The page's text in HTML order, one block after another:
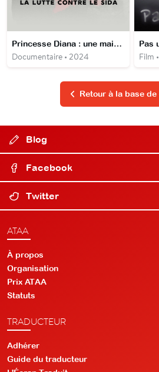
Princesse Diana : une main tendue pour la lutte contre le SIDA
Documentaire • 2024
Pas
Film
Retour à la base de
Blog
Facebook
Twitter
ATAA
À propos
Organisation
Prix ATAA
Statuts
TRADUCTEUR
Adhérer
Guide du traducteur